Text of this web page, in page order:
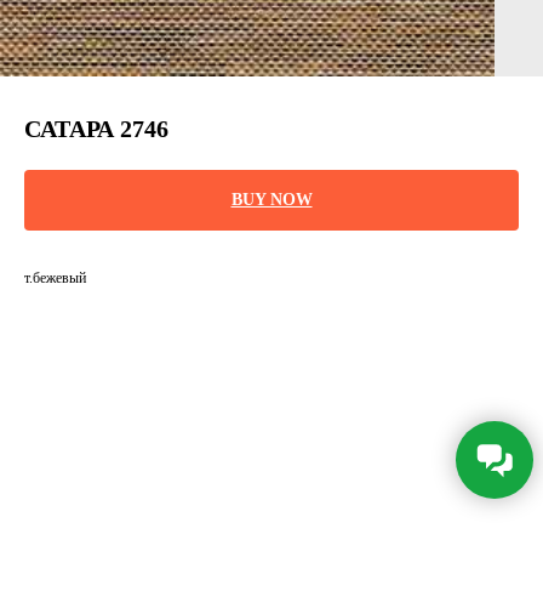
САТАРА 2746
BUY NOW
т.бежевый